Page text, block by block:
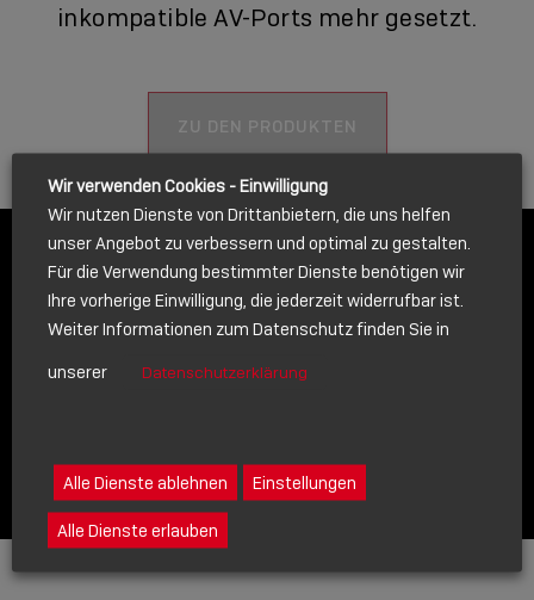
inkompatible AV-Ports mehr gesetzt.
ZU DEN PRODUKTEN
UNSERE PRODUKT-
Wir verwenden Cookies - Einwilligung
Wir nutzen Dienste von Drittanbietern, die uns helfen
unser Angebot zu verbessern und optimal zu gestalten.
Für die Verwendung bestimmter Dienste benötigen wir
Ihre vorherige Einwilligung, die jederzeit widerrufbar ist.
Weiter Informationen zum Datenschutz finden Sie in
unserer
Datenschutzerklärung
Alle Dienste ablehnen Einstellungen
Alle Dienste erlauben